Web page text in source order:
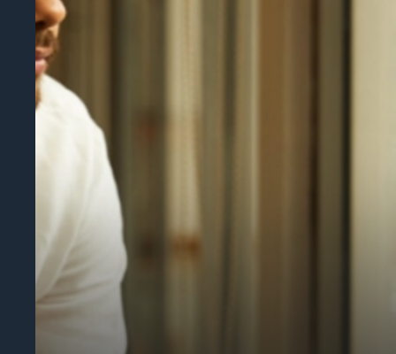
“Wir nutzen Digify seit einem Jahr, um private
nicht mehr unser eigenes Tool für den sicheren
Unternehmen reagiert auf Kundenfeedback
James Costa
Leitender Produktmanager
Umschlagbuch